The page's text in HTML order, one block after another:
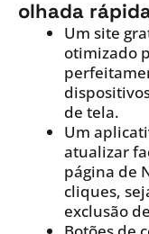
olhada
Um site
otimizado
de tela.
Um
atualizar
página de
cliques,
exclusão